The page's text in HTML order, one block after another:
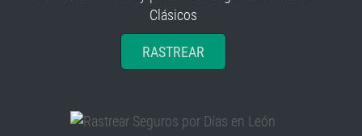
RASTREAR